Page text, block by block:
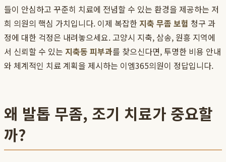
들이 안심하고 꾸준히 치료에 전념할 수 있는 환경을 제공하는 저
희 의원의 핵심 가치입니다. 이제 복잡한 지축 무좀 보험 청구 과
정에 대한 걱정은 내려놓으세요. 고양시 지축, 삼송, 원흥 지역에
서 신뢰할 수 있는 지축동 피부과를 찾으신다면, 투명한 비용 안내
와 체계적인 치료 계획을 제시하는 이엠365의원이 정답입니다.
왜 발톱 무좀, 조기 치료가 중요할
까?